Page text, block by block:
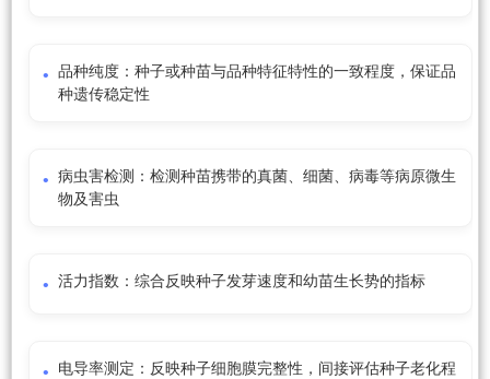
品种纯度：种子或种苗与品种特征特性的一致程度，保证品
种遗传稳定性
病虫害检测：检测种苗携带的真菌、细菌、病毒等病原微生
物及害虫
活力指数：综合反映种子发芽速度和幼苗生长势的指标
电导率测定：反映种子细胞膜完整性，间接评估种子老化程